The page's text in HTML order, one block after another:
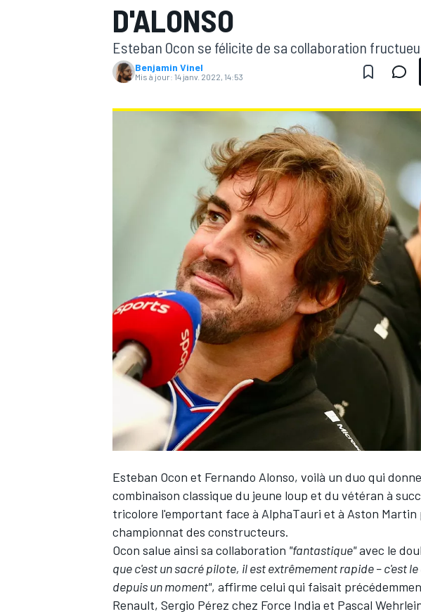
MOTOGP
WRC
WEC
D'ALONSO
Esteban Ocon se félicite de sa collaboration
Benjamin Vinel
Mis à jour: 14 janv. 2022, 14:53
Esteban Ocon et Fernando Alonso, voilà un duo qui
combinaison classique du jeune loup et du vétéran à
tricolore l'emportant face à AlphaTauri et à Aston Martin
championnat des constructeurs.
Ocon salue ainsi sa collaboration "fantastique"avec le
que c'est un sacré pilote, il est extrêmement rapide – c'est
depuis un moment", affirme celui qui faisait
Renault, Sergio Pérez chez Force India et Pascal